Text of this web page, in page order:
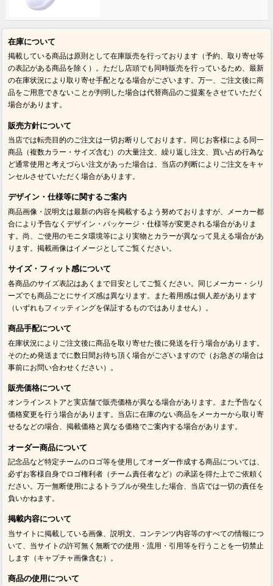
在庫について
掲載している商品は原則として在庫販売を行っております（予約、取り寄せ等
の表記がある商品を除く）。ただし店頭でも同時販売を行っているため、最新
の在庫状況により取り寄せ手配となる場合がございます。万一、ご注文後に商
品をご用意できないことが判明した場合は代替商品のご提案をさせていただく
場合があります。
販売方針について
当店では転売目的のご注文は一切お断りしております。同じお客様による同一
商品（複数カラー・サイズ含む）の大量注文、繰り返し注文、買い占め行為な
ど通常使用と考えづらい注文があった場合は、当店の判断によりご注文をキャ
ンセルさせていただく場合があります。
デザイン・仕様等に関するご案内
商品画像・説明文は最新の内容を掲載するよう努めておりますが、メーカー都
合により予告なくデザイン・パッケージ・仕様等が変更される場合がありま
す。尚、ご使用のモニタ環境等により実物とカラーが異なって見える場合があ
ります。掲載画像はイメージとしてご覧ください。
サイズ・フィット感について
各商品のサイズ表記はあくまで目安としてご覧ください。同じメーカー・シリ
ーズでも商品ごとにサイズ感は異なります。また着用感は個人差があります
（いずれもフィッティングを保証するものではありません）。
商品手配について
在庫状況によりご注文後に商品を取り寄せた後に発送を行う場合があります。
そのため発送までに数日間お待ち頂く場合がございますので（お急ぎの場合は
事前にお問い合わせください）。
販売価格について
オンラインストアと実店舗で販売価格が異なる場合があります。また予告なく
価格変更を行う場合があります。当店に在庫のない商品をメーカーから取り寄
せるなどの場合、掲載価格と異なる価格でご案内する場合があります。
オーダー商品について
記念品など特定チームのロゴ等を使用してオーダー作成する商品については、
必ずお客様自身でロゴ権利者（チーム責任者など）の承諾を得た上でご依頼く
ださい。万一無断使用によるトラブルが発生した場合、当店では一切の責任を
負いかねます。
掲載内容について
当サイトに掲載している画像、説明文、コンテンツ内容等のすべての情報につ
いて、当サイトの許可無く無断での使用・流用・引用等を行うことを一切禁止
します（キャプチャ画像含む）。
商品の使用について